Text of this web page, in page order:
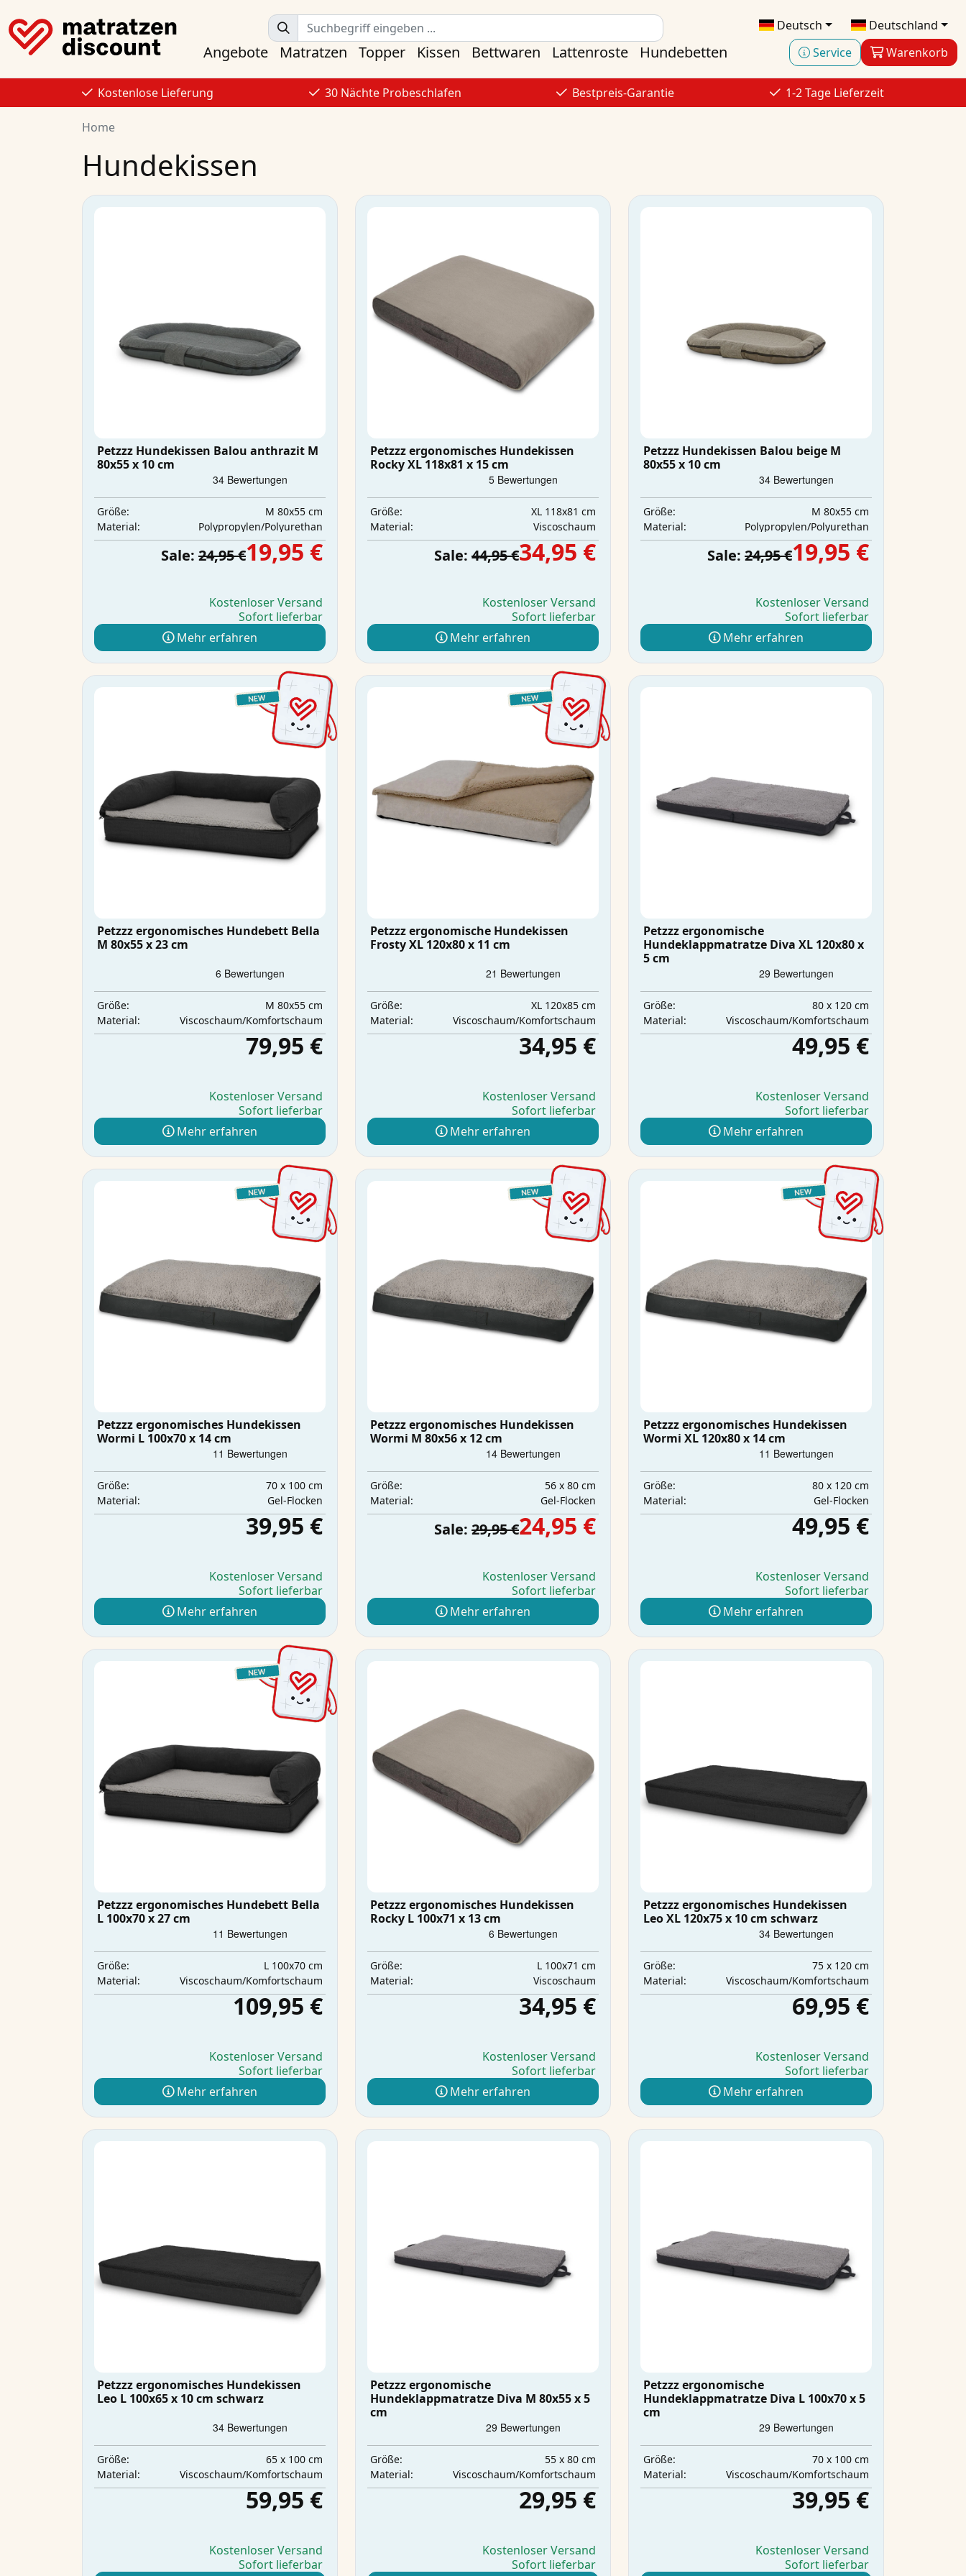
Deutsch
Deutschland
Service
Warenkorb
Angebote Matratzen Topper Kissen Bettwaren Lattenroste Hundebetten
Kostenlose Lieferung 30 Nächte Probeschlafen Bestpreis-Garantie 1-2 Tage Lieferzeit
Home
Hundekissen
Petzzz Hundekissen Balou anthrazit M
80x55 x 10 cm
Größe:
M 80x55 cm
Material:
Polypropylen/Polyurethan
Sale: 24,95 €19,95 €
Kostenloser Versand
Sofort lieferbar
Mehr erfahren
Petzzz ergonomisches Hundekissen
Rocky XL 118x81 x 15 cm
Größe:
XL 118x81 cm
Material:
Viscoschaum
Sale: 44,95 €34,95 €
Kostenloser Versand
Sofort lieferbar
Mehr erfahren
Petzzz Hundekissen Balou beige M
80x55 x 10 cm
Größe:
M 80x55 cm
Material:
Polypropylen/Polyurethan
Sale: 24,95 €19,95 €
Kostenloser Versand
Sofort lieferbar
Mehr erfahren
Petzzz ergonomisches Hundebett Bella
M 80x55 x 23 cm
Größe:
M 80x55 cm
Material:
Viscoschaum/Komfortschaum
79,95 €
Kostenloser Versand
Sofort lieferbar
Mehr erfahren
Petzzz ergonomische Hundekissen
Frosty XL 120x80 x 11 cm
Größe:
XL 120x85 cm
Material:
Viscoschaum/Komfortschaum
34,95 €
Kostenloser Versand
Sofort lieferbar
Mehr erfahren
Petzzz ergonomische
Hundeklappmatratze Diva XL 120x80 x
5 cm
Größe:
80 x 120 cm
Material:
Viscoschaum/Komfortschaum
49,95 €
Kostenloser Versand
Sofort lieferbar
Mehr erfahren
Petzzz ergonomisches Hundekissen
Wormi L 100x70 x 14 cm
Größe:
70 x 100 cm
Material:
Gel-Flocken
39,95 €
Kostenloser Versand
Sofort lieferbar
Mehr erfahren
Petzzz ergonomisches Hundekissen
Wormi M 80x56 x 12 cm
Größe:
56 x 80 cm
Material:
Gel-Flocken
Sale: 29,95 €24,95 €
Kostenloser Versand
Sofort lieferbar
Mehr erfahren
Petzzz ergonomisches Hundekissen
Wormi XL 120x80 x 14 cm
Größe:
80 x 120 cm
Material:
Gel-Flocken
49,95 €
Kostenloser Versand
Sofort lieferbar
Mehr erfahren
Petzzz ergonomisches Hundebett Bella
L 100x70 x 27 cm
Größe:
L 100x70 cm
Material:
Viscoschaum/Komfortschaum
109,95 €
Kostenloser Versand
Sofort lieferbar
Mehr erfahren
Petzzz ergonomisches Hundekissen
Rocky L 100x71 x 13 cm
Größe:
L 100x71 cm
Material:
Viscoschaum
34,95 €
Kostenloser Versand
Sofort lieferbar
Mehr erfahren
Petzzz ergonomisches Hundekissen
Leo XL 120x75 x 10 cm schwarz
Größe:
75 x 120 cm
Material:
Viscoschaum/Komfortschaum
69,95 €
Kostenloser Versand
Sofort lieferbar
Mehr erfahren
Petzzz ergonomisches Hundekissen
Leo L 100x65 x 10 cm schwarz
Größe:
65 x 100 cm
Material:
Viscoschaum/Komfortschaum
59,95 €
Kostenloser Versand
Sofort lieferbar
Petzzz ergonomische
Hundeklappmatratze Diva M 80x55 x 5
cm
Größe:
55 x 80 cm
Material:
Viscoschaum/Komfortschaum
29,95 €
Kostenloser Versand
Sofort lieferbar
Petzzz ergonomische
Hundeklappmatratze Diva L 100x70 x 5
cm
Größe:
70 x 100 cm
Material:
Viscoschaum/Komfortschaum
39,95 €
Kostenloser Versand
Sofort lieferbar